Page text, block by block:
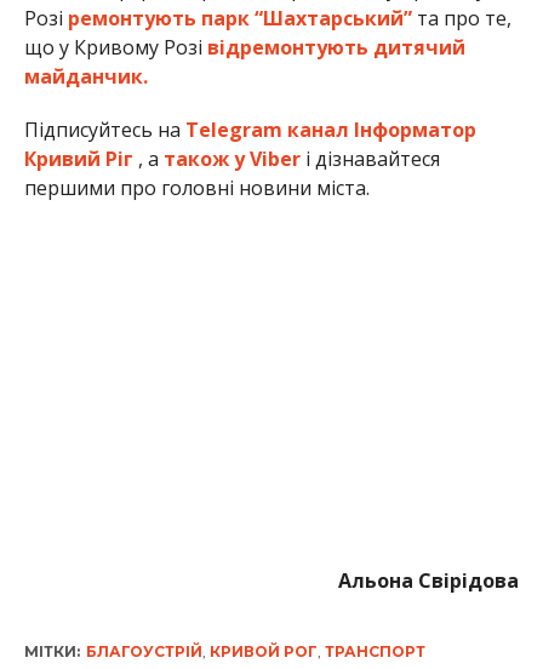
Розі ремонтують парк “Шахтарський”та про те,
що у Кривому Розі відремонтують дитячий
майданчик.
Підписуйтесь на Telegram канал Інформатор
Кривий Ріг , а також у Viberі дізнавайтеся
першими про головні новини міста.
Альона Свірідова
МІТКИ: БЛАГОУСТРІЙ КРИВОЙ РОГ ТРАНСПОРТ